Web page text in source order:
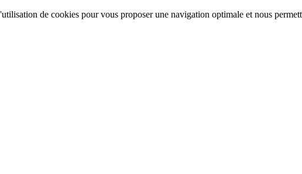
de cookies pour vous proposer une navigation optimale et nous